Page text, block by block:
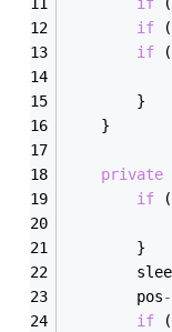
if (
if (
        }
    }
private
if
        }
        pos
if (